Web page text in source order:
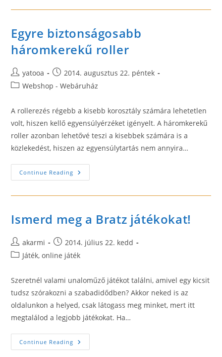
Egyre biztonságosabb
háromkerekű roller
Post
author:
yatooa
Post
published:
2014. augusztus 22. péntek
PostWebshop - Webáruház
A rollerezés régebb a kisebb korosztály számára lehetetlen
volt, hiszen kellő egyensúlyérzéket igényelt. A háromkerekű
roller azonban lehetővé teszi a kisebbek számára is a
közlekedést, hiszen az egyensúlytartás nem annyira…
Continue Reading Egyre
Biztonságosabb
Roller
Ismerd meg a Bratz játékokat!
Post
author:
akarmi
Post
published:
2014. július 22. kedd
PostJáték, online játék
Szeretnél valami unaloműző játékot találni, amivel egy kicsit
tudsz szórakozni a szabadidődben? Akkor neked is az
oldalunkon a helyed, csak látogass meg minket, mert itt
megtalálod a legjobb játékokat. Ha…
Continue Reading Ismerd
Meg